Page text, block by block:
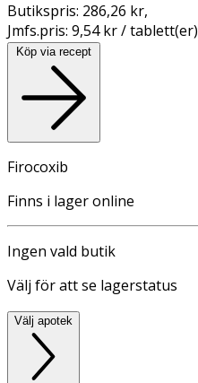
Butikspris: 286,26 kr,
Jmfs.pris: 9,54 kr / tablett(er)
Köp via recept
Firocoxib
Finns i lager online
Ingen vald butik
Välj för att se lagerstatus
Välj apotek